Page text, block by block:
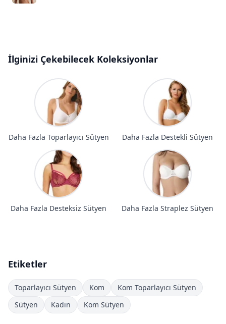
İlginizi Çekebilecek Koleksiyonlar
Daha Fazla Toparlayıcı Sütyen Daha Fazla Destekli Sütyen
Daha Fazla Desteksiz Sütyen Daha Fazla Straplez Sütyen
Etiketler
Toparlayıcı Sütyen Kom
Kom Toparlayıcı Sütyen
Sütyen
Kadın Kom Sütyen